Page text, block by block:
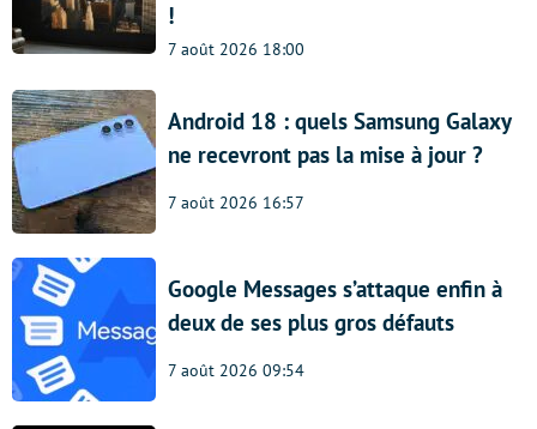
!
7 août 2026 18:00
Android 18 : quels Samsung Galaxy
ne recevront pas la mise à jour ?
7 août 2026 16:57
Google Messages s’attaque enfin à
deux de ses plus gros défauts
7 août 2026 09:54